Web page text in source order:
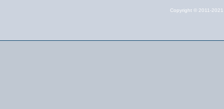
Copyright © 2011-